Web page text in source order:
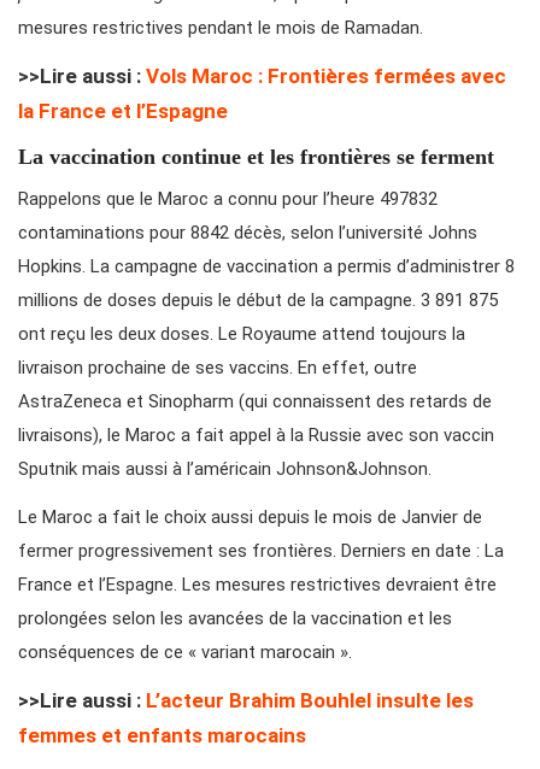
mesures restrictives pendant le mois de Ramadan.
>>Lire aussi : Vols Maroc : Frontières fermées avec
la France et l’Espagne
La vaccination continue et les frontières se ferment
Rappelons que le Maroc a connu pour l’heure 497832
contaminations pour 8842 décès, selon l’université Johns
Hopkins. La campagne de vaccination a permis d’administrer 8
millions de doses depuis le début de la campagne. 3 891 875
ont reçu les deux doses. Le Royaume attend toujours la
livraison prochaine de ses vaccins. En effet, outre
AstraZeneca et Sinopharm (qui connaissent des retards de
livraisons), le Maroc a fait appel à la Russie avec son vaccin
Sputnik mais aussi à l’américain Johnson&Johnson.
Le Maroc a fait le choix aussi depuis le mois de Janvier de
fermer progressivement ses frontières. Derniers en date : La
France et l’Espagne. Les mesures restrictives devraient être
prolongées selon les avancées de la vaccination et les
conséquences de ce « variant marocain ».
>>Lire aussi : L’acteur Brahim Bouhlel insulte les
femmes et enfants marocains